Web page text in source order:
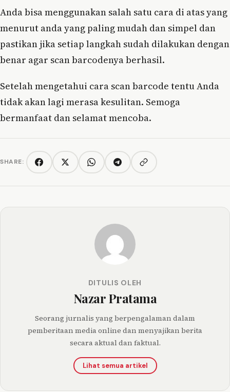
Anda bisa menggunakan salah satu cara di atas yang
menurut anda yang paling mudah dan simpel dan
pastikan jika setiap langkah sudah dilakukan dengan
benar agar scan barcodenya berhasil.
Setelah mengetahui cara scan barcode tentu Anda
tidak akan lagi merasa kesulitan. Semoga
bermanfaat dan selamat mencoba.
SHARE: FacebookTwitter/XWhatsAppTelegramCopy link
DITULIS OLEH
Nazar Pratama
Seorang jurnalis yang berpengalaman dalam
pemberitaan media online dan menyajikan berita
secara aktual dan faktual.
Lihat semua artikel